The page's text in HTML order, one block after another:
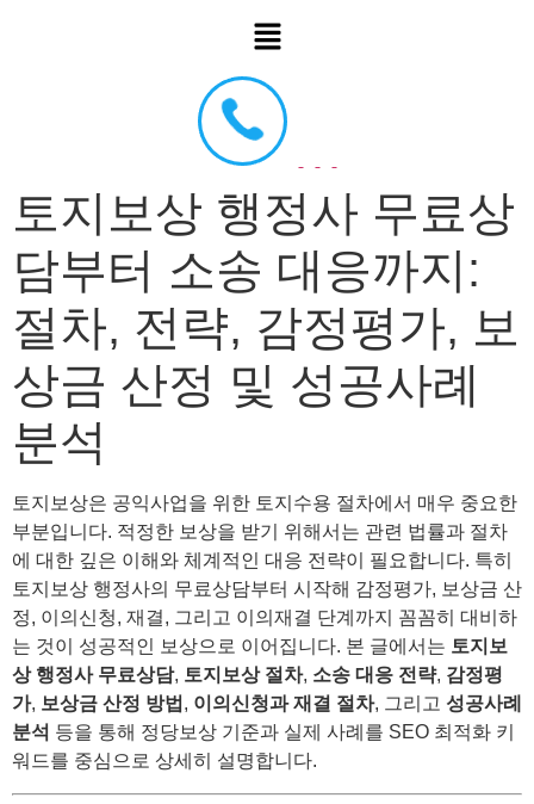
토지보상 행정사 무료상
담부터 소송 대응까지:
절차, 전략, 감정평가, 보
상금 산정 및 성공사례
분석
토지보상은 공익사업을 위한 토지수용 절차에서 매우 중요한
부분입니다. 적정한 보상을 받기 위해서는 관련 법률과 절차
에 대한 깊은 이해와 체계적인 대응 전략이 필요합니다. 특히
토지보상 행정사의 무료상담부터 시작해 감정평가, 보상금 산
정, 이의신청, 재결, 그리고 이의재결 단계까지 꼼꼼히 대비하
는 것이 성공적인 보상으로 이어집니다. 본 글에서는 토지보
상 행정사 무료상담, 토지보상 절차, 소송 대응 전략, 감정평
가, 보상금 산정 방법 , 이의신청과 재결 절차, 그리고 성공사례
분석 등을 통해 정당보상 기준과 실제 사례를 SEO 최적화 키
워드를 중심으로 상세히 설명합니다.